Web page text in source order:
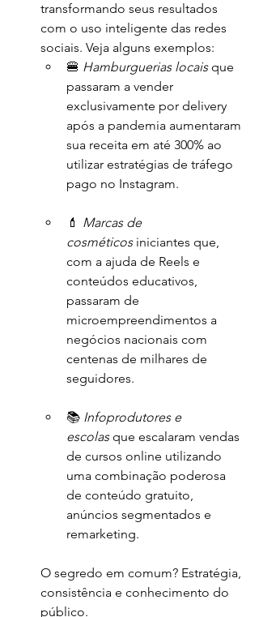
transformando seus resultados
com o uso inteligente das redes
sociais. Veja alguns exemplos:
🍔 Hamburguerias locais que
passaram a vender
exclusivamente por delivery
após a pandemia aumentaram
sua receita em até 300% ao
utilizar estratégias de tráfego
pago no Instagram.
💄 Marcas de
cosméticos iniciantes que,
com a ajuda de Reels e
conteúdos educativos,
passaram de
microempreendimentos a
negócios nacionais com
centenas de milhares de
seguidores.
📚 Infoprodutores e
escolas que escalaram vendas
de cursos online utilizando
uma combinação poderosa
de conteúdo gratuito,
anúncios segmentados e
remarketing.
O segredo em comum? Estratégia,
consistência e conhecimento do
público.